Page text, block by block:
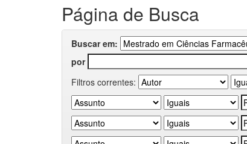
Página de Busca
Buscar em:
por
Filtros correntes: